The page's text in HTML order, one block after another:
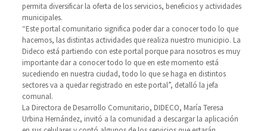
permita diversificar la oferta de los servicios, beneficios y actividades
municipales.
“Este portal comunitario significa poder dar a conocer todo lo que
hacemos, las distintas actividades que realiza nuestro municipio. La
Dideco está partiendo con este portal porque para nosotros es muy
importante dar a conocer todo lo que en este momento está
sucediendo en nuestra ciudad, todo lo que se haga en distintos
sectores va a quedar registrado en este portal”, detalló la jefa
comunal.
La Directora de Desarrollo Comunitario, DIDECO, María Teresa
Urbina Hernández, invitó a la comunidad a descargar la aplicación